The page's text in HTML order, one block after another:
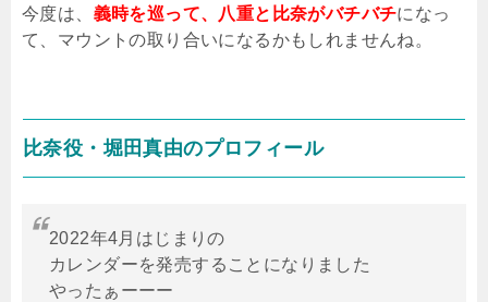
今度は、 義時を巡って、八重と比奈がバチバチになっ
て、マウントの取り合いになるかもしれませんね。
比奈役・堀田真由のプロフィール
2022年4月はじまりの
カレンダーを発売することになりました
やったぁーーー